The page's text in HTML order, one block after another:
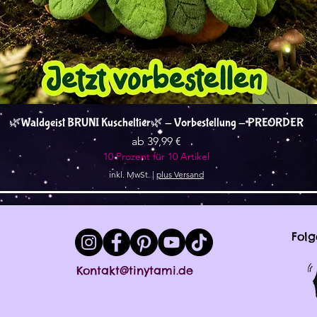
Schnellansicht
🌿Waldgeist BRUNI Kuscheltier🌿 - Vorbestellung - PREORDER
ab 39,99 €
Sale-Preis
10 Prozent für 10 Artikel
inkl. MwSt. | plus Versand
Kontakt@tinytami.de